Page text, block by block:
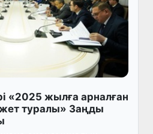
«2025 жылға арналған
туралы» Заңды